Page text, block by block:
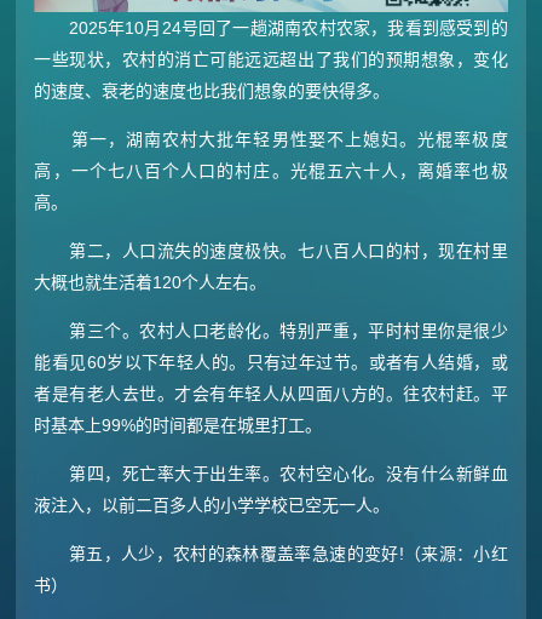
2025年10月24号回了一趟湖南农村农家，我看到感受到的
一些现状，农村的消亡可能远远超出了我们的预期想象，变化
的速度、衰老的速度也比我们想象的要快得多。
第一，湖南农村大批年轻男性娶不上媳妇。光棍率极度
高，一个七八百个人口的村庄。光棍五六十人，离婚率也极
高。
第二，人口流失的速度极快。七八百人口的村，现在村里
大概也就生活着120个人左右。
第三个。农村人口老龄化。特别严重，平时村里你是很少
能看见60岁以下年轻人的。只有过年过节。或者有人结婚，或
者是有老人去世。才会有年轻人从四面八方的。往农村赶。平
时基本上99%的时间都是在城里打工。
第四，死亡率大于出生率。农村空心化。没有什么新鲜血
液注入，以前二百多人的小学学校已空无一人。
第五，人少，农村的森林覆盖率急速的变好!（来源：小红
书）